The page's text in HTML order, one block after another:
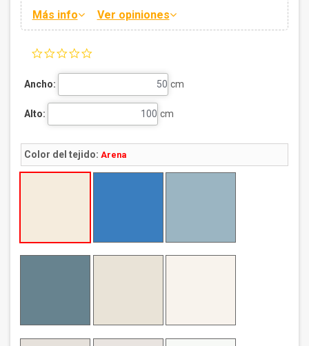
Más info Ver opiniones
rating
Ancho: cm
Alto: cm
Color del tejido: Arena